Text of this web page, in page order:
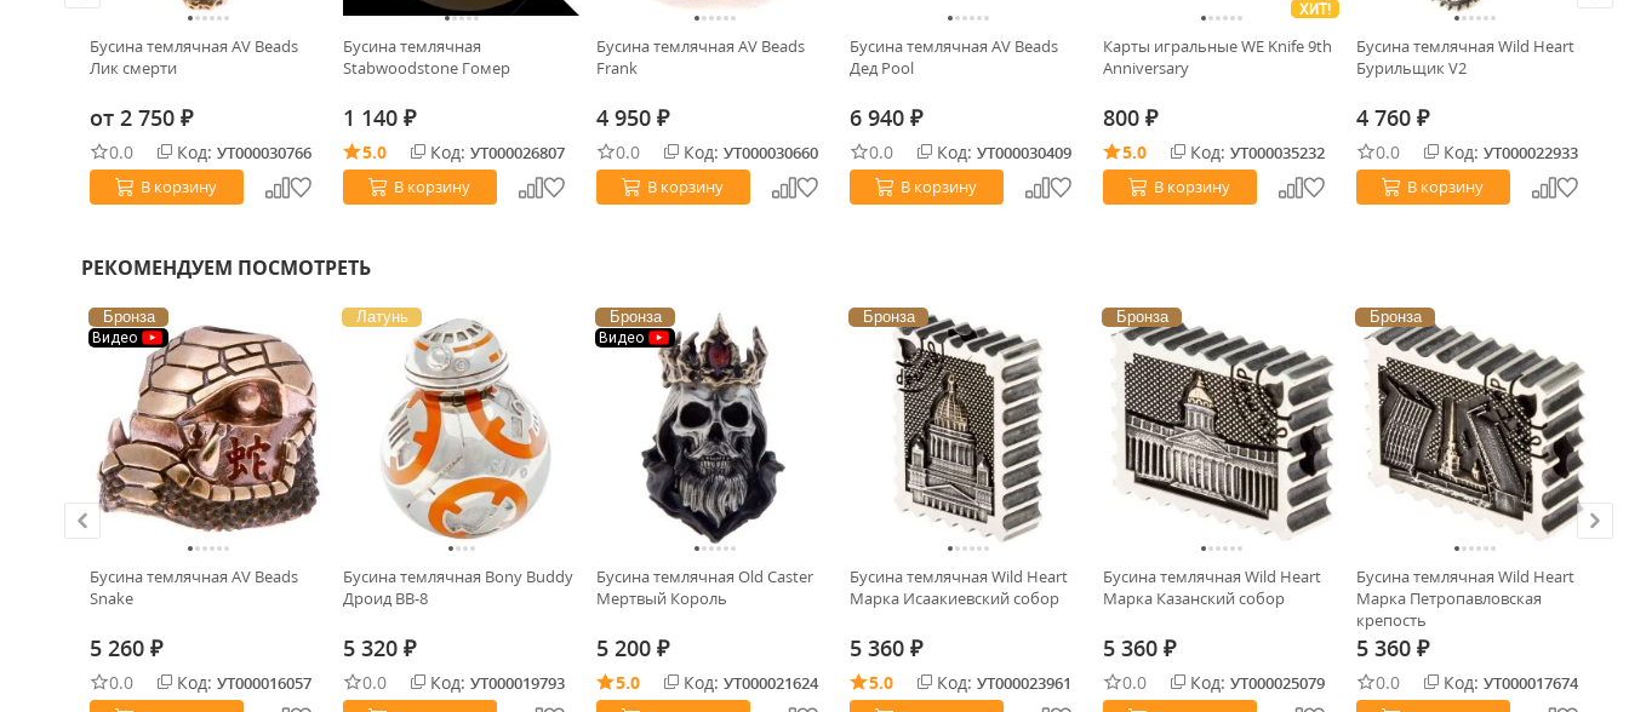
Бусина темлячная AV Beads
Лик смерти
от 2 750 ₽
0.0 Код: УТ000030766
В корзину
Бусина темлячная
Stabwoodstone Гомер
1 140 ₽
5.0 Код: УТ000026807
В корзину
Бусина темлячная AV Beads
Frank
4 950 ₽
0.0 Код: УТ000030660
В корзину
Бусина темлячная AV Beads
Дед Pool
6 940 ₽
0.0 Код: УТ000030409
В корзину
ХИТ!
Карты игральные WE Knife 9th
Anniversary
800 ₽
5.0 Код: УТ000035232
В корзину
Бусина темлячная Wild Heart
Бурильщик V2
4 760 ₽
0.0 Код: УТ000022933
В корзину
РЕКОМЕНДУЕМ ПОСМОТРЕТЬ
Бронза
Видео
Бусина темлячная AV Beads
Snake
5 260 ₽
0.0 Код: УТ000016057
Латунь
Бусина темлячная Bony Buddy
Дроид BB-8
5 320 ₽
0.0 Код: УТ000019793
Бронза
Видео
Бусина темлячная Old Caster
Мертвый Король
5 200 ₽
5.0 Код: УТ000021624
Бронза
Бусина темлячная Wild Heart
Марка Исаакиевский собор
5 360 ₽
5.0 Код: УТ000023961
Бронза
Бусина темлячная Wild Heart
Марка Казанский собор
5 360 ₽
0.0 Код: УТ000025079
Бронза
Бусина темлячная Wild Heart
Марка Петропавловская
крепость
5 360 ₽
0.0 Код: УТ000017674